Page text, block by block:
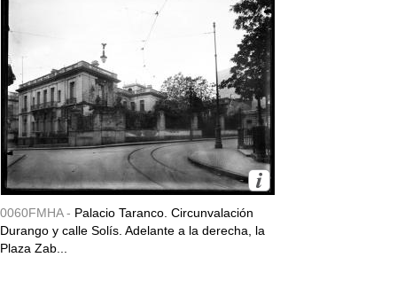
0060FMHA - Palacio Taranco. Circunvalación
Durango y calle Solís. Adelante a la derecha, la
Plaza Zab...